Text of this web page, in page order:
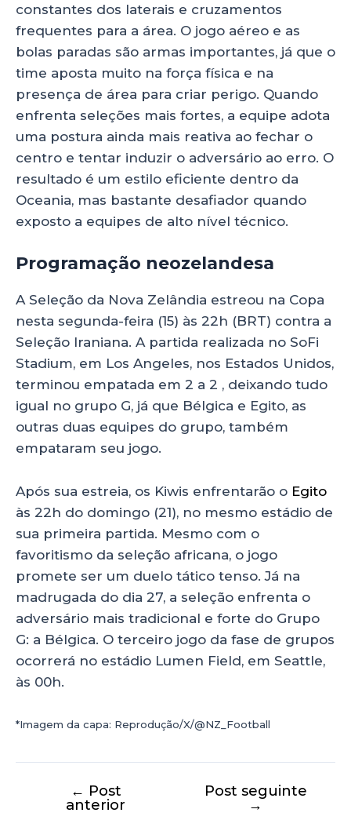
constantes dos laterais e cruzamentos
frequentes para a área. O jogo aéreo e as
bolas paradas são armas importantes, já que o
time aposta muito na força física e na
presença de área para criar perigo. Quando
enfrenta seleções mais fortes, a equipe adota
uma postura ainda mais reativa ao fechar o
centro e tentar induzir o adversário ao erro. O
resultado é um estilo eficiente dentro da
Oceania, mas bastante desafiador quando
exposto a equipes de alto nível técnico.
Programação neozelandesa
A Seleção da Nova Zelândia estreou na Copa
nesta segunda-feira (15) às 22h (BRT) contra a
Seleção Iraniana. A partida realizada no SoFi
Stadium, em Los Angeles, nos Estados Unidos,
terminou empatada em 2 a 2 , deixando tudo
igual no grupo G, já que Bélgica e Egito, as
outras duas equipes do grupo, também
empataram seu jogo.
Após sua estreia, os Kiwis enfrentarão o Egito
às 22h do domingo (21), no mesmo estádio de
sua primeira partida. Mesmo com o
favoritismo da seleção africana, o jogo
promete ser um duelo tático tenso. Já na
madrugada do dia 27, a seleção enfrenta o
adversário mais tradicional e forte do Grupo
G: a Bélgica. O terceiro jogo da fase de grupos
ocorrerá no estádio Lumen Field, em Seattle,
às 00h.
*Imagem da capa: Reprodução/X/@NZ_Football
← Post
anterior
Post seguinte
→